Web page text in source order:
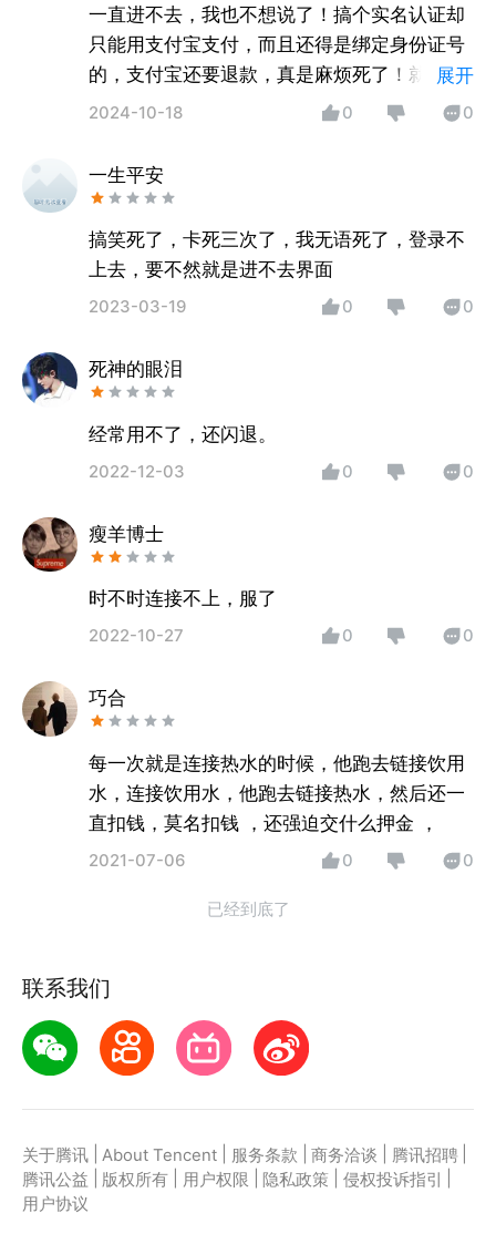
一直进不去，我也不想说了！搞个实名认证却
只能用支付宝支付，而且还得是绑定身份证号
的，支付宝还要退款，真是麻烦死了！就不能
像其他软件上在本APP内实名认证吗？
展开
2024-10-18 0 0
一生平安
搞笑死了，卡死三次了，我无语死了，登录不
上去，要不然就是进不去界面
2023-03-19 0 0
死神的眼泪
经常用不了，还闪退。
2022-12-03 0 0
瘦羊博士
时不时连接不上，服了
2022-10-27 0 0
巧合
每一次就是连接热水的时候，他跑去链接饮用
水，连接饮用水，他跑去链接热水，然后还一
直扣钱，莫名扣钱 ，还强迫交什么押金 ，
2021-07-06 0 0
已经到底了
联系我们
关于腾讯 About Tencent 服务条款 商务洽谈 腾讯招聘
腾讯公益
版权所有 用户权限 隐私政策 侵权投诉指引
用户协议